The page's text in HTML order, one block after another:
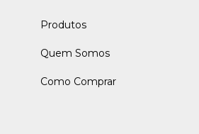
Produtos
Quem Somos
Como Comprar